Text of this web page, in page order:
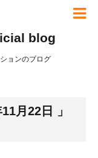
blog
ョンのブログ
月22日 」